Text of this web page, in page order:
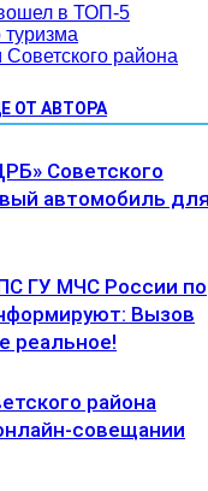
в ТОП-5
туризма
района
ОТ АВТОРА
Советского
автомобиль
ГУ МЧС России по
Вызов
реальное!
района
совещании